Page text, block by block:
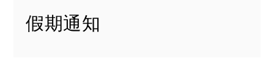
假期通知